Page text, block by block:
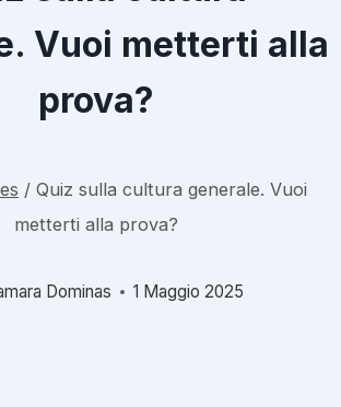
Vuoi metterti alla
prova?
/ Quiz sulla cultura generale. Vuoi
metterti alla prova?
Dominas 1 Maggio 2025